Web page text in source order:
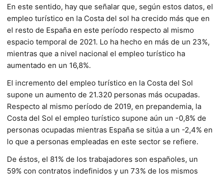
En este sentido, hay que señalar que, según estos datos, el
empleo turístico en la Costa del sol ha crecido más que en
el resto de España en este período respecto al mismo
espacio temporal de 2021. Lo ha hecho en más de un 23%,
mientras que a nivel nacional el empleo turístico ha
aumentado en un 16,8%.
El incremento del empleo turístico en la Costa del Sol
supone un aumento de 21.320 personas más ocupadas.
Respecto al mismo período de 2019, en prepandemia, la
Costa del Sol el empleo turístico supone aún un -0,8% de
personas ocupadas mientras España se sitúa a un -2,4% en
lo que a personas empleadas en este sector se refiere.
De éstos, el 81% de los trabajadores son españoles, un
59% con contratos indefinidos y un 73% de los mismos